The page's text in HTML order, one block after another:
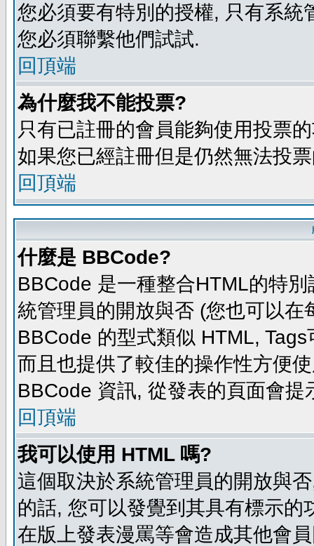
您必須要有特別的授權, 只有系
您必須聯繫他們試試.
回頂端
為什麼我不能投票?
只有已註冊的會員能夠使用投票
如果您已經註冊但是仍然無法投
回頂端
什麼是 BBCode?
BBCode 是一種整合HTML的特
統管理員的開放與否 (您也可以
BBCode 的型式類似 HTML,
而且也提供了較佳的操作性方便
BBCode 資訊, 從發表的頁面會提
回頂端
我可以使用 HTML 嗎?
這個取決於系統管理員的開放與
的話, 您可以發覺到其具有標示
在版上發表漫罵等會造成其他會